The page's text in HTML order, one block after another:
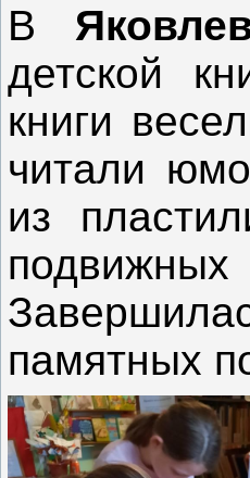
В
детской
книги
читали
из
памятных